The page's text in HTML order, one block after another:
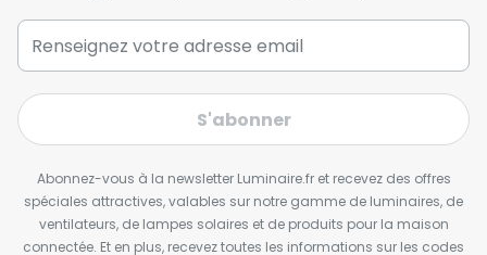
S'abonner
Abonnez-vous à la newsletter Luminaire.fr et recevez des offres
spéciales attractives, valables sur notre gamme de luminaires, de
ventilateurs, de lampes solaires et de produits pour la maison
connectée. Et en plus, recevez toutes les informations sur les codes